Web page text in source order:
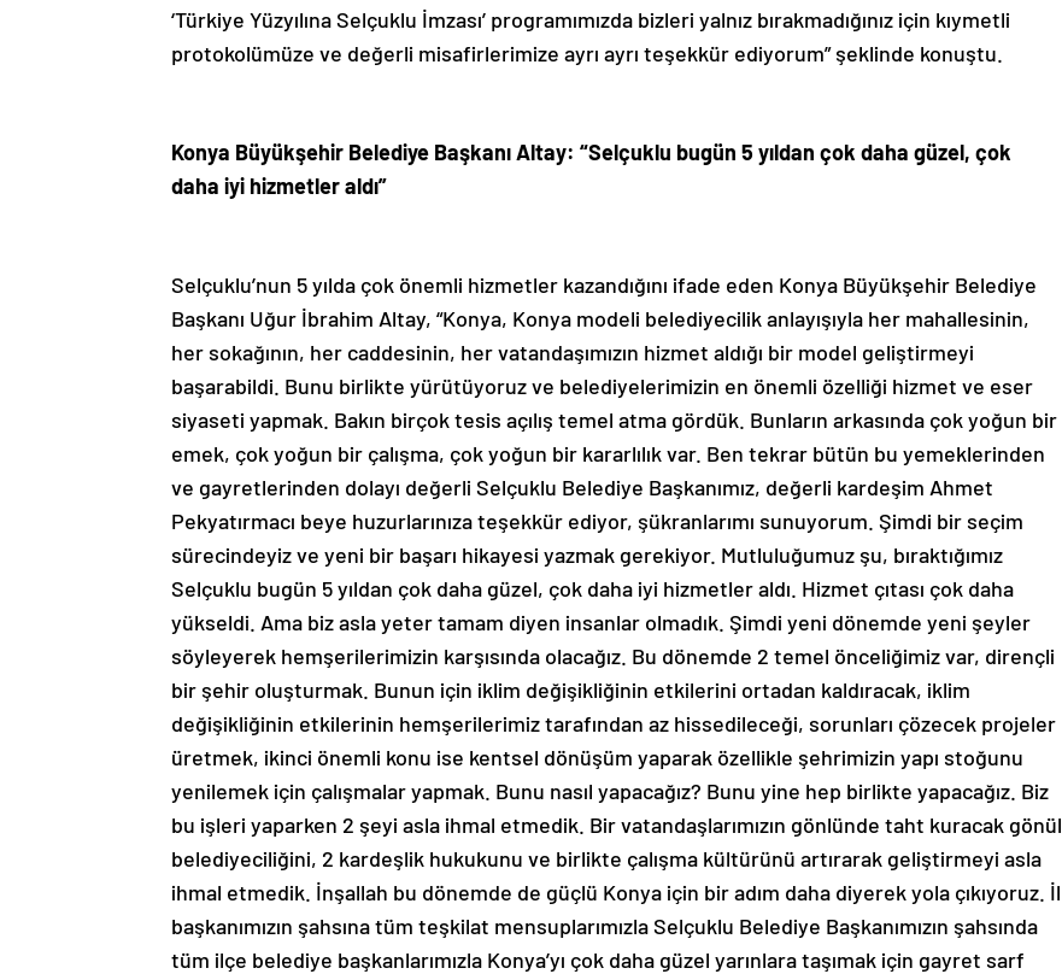
‘Türkiye Yüzyılına Selçuklu İmzası’ programımızda bizleri yalnız bırakmadığınız için kıymetli
protokolümüze ve değerli misafirlerimize ayrı ayrı teşekkür ediyorum” şeklinde konuştu.
Konya Büyükşehir Belediye Başkanı Altay: “Selçuklu bugün 5 yıldan çok daha güzel, çok
daha iyi hizmetler aldı”
Selçuklu’nun 5 yılda çok önemli hizmetler kazandığını ifade eden Konya Büyükşehir Belediye
Başkanı Uğur İbrahim Altay, “Konya, Konya modeli belediyecilik anlayışıyla her mahallesinin,
her sokağının, her caddesinin, her vatandaşımızın hizmet aldığı bir model geliştirmeyi
başarabildi. Bunu birlikte yürütüyoruz ve belediyelerimizin en önemli özelliği hizmet ve eser
siyaseti yapmak. Bakın birçok tesis açılış temel atma gördük. Bunların arkasında çok yoğun bir
emek, çok yoğun bir çalışma, çok yoğun bir kararlılık var. Ben tekrar bütün bu yemeklerinden
ve gayretlerinden dolayı değerli Selçuklu Belediye Başkanımız, değerli kardeşim Ahmet
Pekyatırmacı beye huzurlarınıza teşekkür ediyor, şükranlarımı sunuyorum. Şimdi bir seçim
sürecindeyiz ve yeni bir başarı hikayesi yazmak gerekiyor. Mutluluğumuz şu, bıraktığımız
Selçuklu bugün 5 yıldan çok daha güzel, çok daha iyi hizmetler aldı. Hizmet çıtası çok daha
yükseldi. Ama biz asla yeter tamam diyen insanlar olmadık. Şimdi yeni dönemde yeni şeyler
söyleyerek hemşerilerimizin karşısında olacağız. Bu dönemde 2 temel önceliğimiz var, dirençli
bir şehir oluşturmak. Bunun için iklim değişikliğinin etkilerini ortadan kaldıracak, iklim
değişikliğinin etkilerinin hemşerilerimiz tarafından az hissedileceği, sorunları çözecek projeler
üretmek, ikinci önemli konu ise kentsel dönüşüm yaparak özellikle şehrimizin yapı stoğunu
yenilemek için çalışmalar yapmak. Bunu nasıl yapacağız? Bunu yine hep birlikte yapacağız. Biz
bu işleri yaparken 2 şeyi asla ihmal etmedik. Bir vatandaşlarımızın gönlünde taht kuracak gönül
belediyeciliğini, 2 kardeşlik hukukunu ve birlikte çalışma kültürünü artırarak geliştirmeyi asla
ihmal etmedik. İnşallah bu dönemde de güçlü Konya için bir adım daha diyerek yola çıkıyoruz. İl
başkanımızın şahsına tüm teşkilat mensuplarımızla Selçuklu Belediye Başkanımızın şahsında
tüm ilçe belediye başkanlarımızla Konya’yı çok daha güzel yarınlara taşımak için gayret sarf